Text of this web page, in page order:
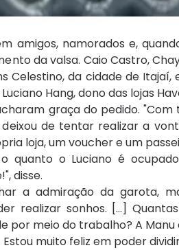
amigos, namorados e,
da valsa. Caio Castro,
Celestino, da cidade de Itajaí,
Hang, dono das lojas
graça do pedido.
de tentar realizar a
loja, um voucher e um
quanto o Luciano é
disse.
a admiração da garota,
realizar sonhos. [...]
por meio do trabalho? A
muito feliz em poder